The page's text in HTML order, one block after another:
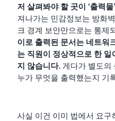
저 살펴봐야 할 곳이 ‘출력물’
져나가는 민감정보는 방화
크 경계 보안만으로는 통제
이로 출력된 문서는 네트워
는 직원이 정상적으로 한 일
지 않습니다. 게다가 별도의
누가 무엇을 출력했는지 기
사실 이건 이미 법에서 요구